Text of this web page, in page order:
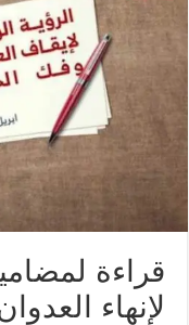
قراءة
لإنهاء